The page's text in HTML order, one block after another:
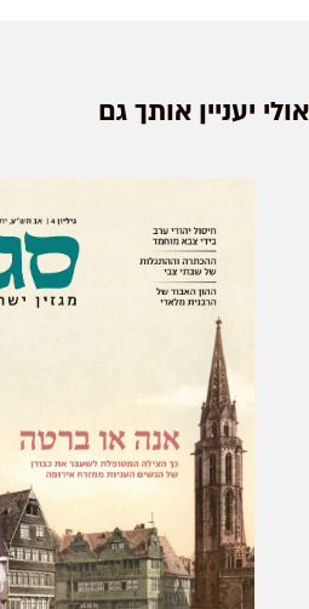
אולי יעניין אותך גם